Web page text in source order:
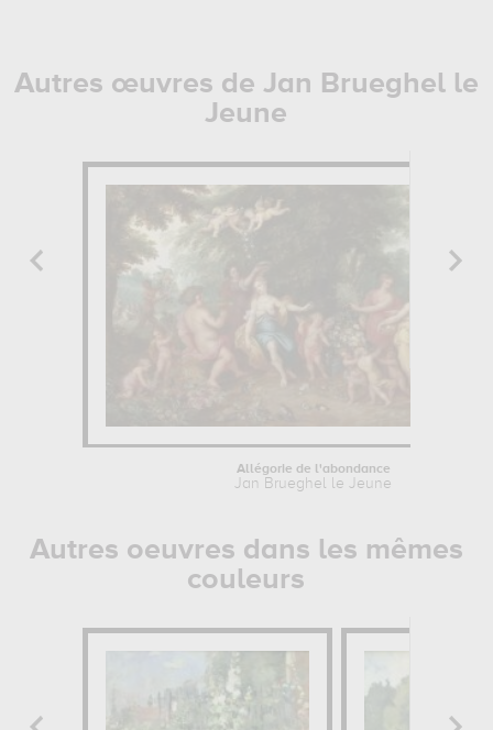
Autres œuvres de Jan Brueghel le
Jeune
Allégorie de l'abondance
Jan Brueghel le Jeune
Autres oeuvres dans les mêmes
couleurs